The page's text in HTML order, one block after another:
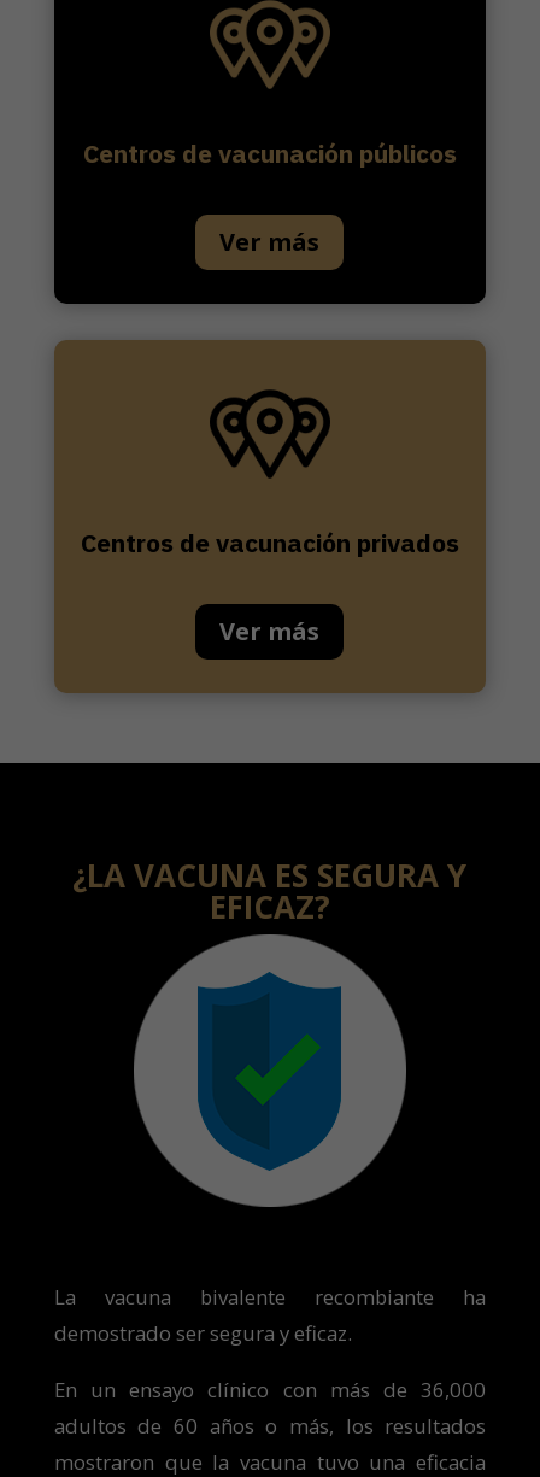
Centros de vacunación públicos
Ver más
Centros de vacunación privados
Ver más
¿LA VACUNA ES SEGURA Y
EFICAZ?
La vacuna bivalente recombiante ha
demostrado ser segura y eficaz.
En un ensayo clínico con más de 36,000
adultos de 60 años o más, los resultados
mostraron que la vacuna tuvo una eficacia